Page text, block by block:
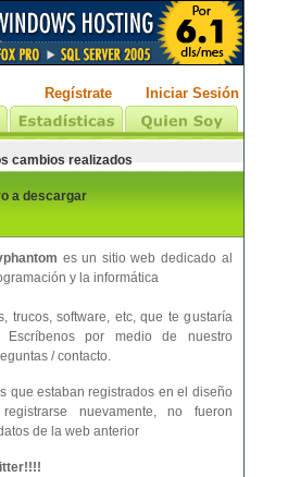
Regístrate Iniciar Sesión
cambios realizados
a descargar
es un sitio web dedicado al
y la informática
trucos, software, etc, que te gustaría
Escríbenos por medio de nuestro
/ contacto.
que estaban registrados en el diseño
nuevamente, no fueron
de la web anterior